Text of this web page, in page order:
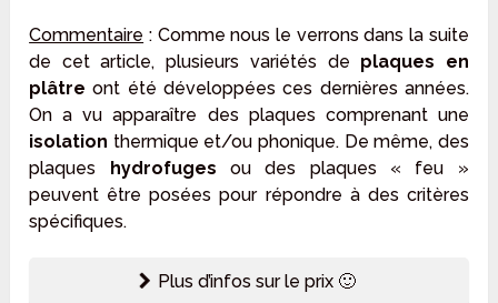
Commentaire : Comme nous le verrons dans la suite
de cet article, plusieurs variétés de plaques en
plâtre ont été développées ces dernières années.
On a vu apparaître des plaques comprenant une
isolation thermique et/ou phonique. De même, des
plaques
hydrofuges ou des plaques « feu »
peuvent être posées pour répondre à des critères
spécifiques.
Plus d’infos sur le prix 🙂